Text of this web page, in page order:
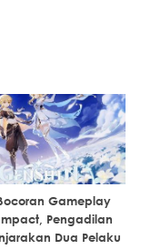
Gameplay
Pengadilan
Dua Pelaku